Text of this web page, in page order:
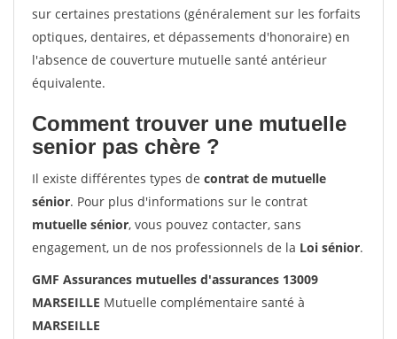
sur certaines prestations (généralement sur les forfaits
optiques, dentaires, et dépassements d'honoraire) en
l'absence de couverture mutuelle santé antérieur
équivalente.
Comment trouver une mutuelle
senior pas chère ?
Il existe différentes types de contrat de mutuelle
sénior. Pour plus d'informations sur le contrat
mutuelle sénior, vous pouvez contacter, sans
engagement, un de nos professionnels de la Loi sénior.
GMF Assurances mutuelles d'assurances 13009
MARSEILLE Mutuelle complémentaire santé à
MARSEILLE